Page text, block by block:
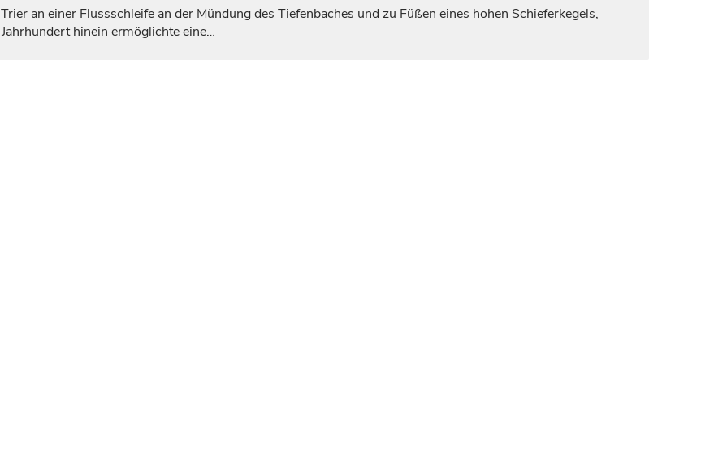
Trier an einer Flussschleife an der Mündung des Tiefenbaches und zu Füßen eines hohen Schieferkegels,
Jahrhunderthinein ermöglichte eine…